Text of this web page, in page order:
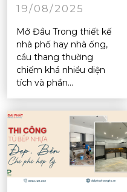
19/08/2025
Mở Đầu Trong thiết kế
nhà phố hay nhà ống,
cầu thang thường
chiếm khá nhiều diện
tích và phần...